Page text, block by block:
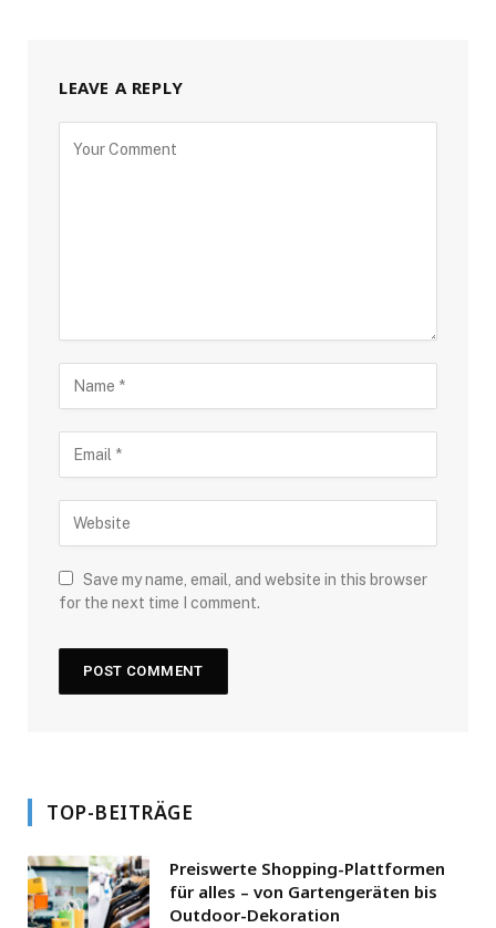
LEAVE A REPLY
Save my name, email, and website in this browser
for the next time I comment.
TOP-BEITRÄGE
Preiswerte Shopping-Plattformen
für alles – von Gartengeräten bis
Outdoor-Dekoration